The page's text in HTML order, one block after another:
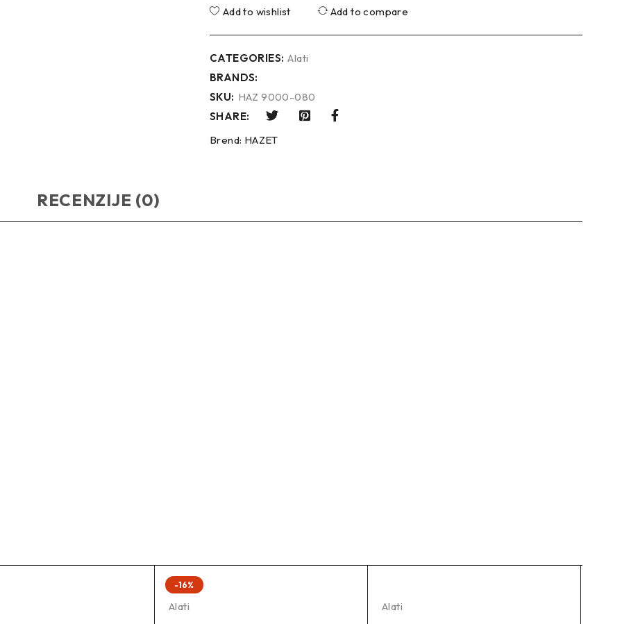
Add to wishlist Add to compare
CATEGORIES: Alati
BRANDS:
SKU: HAZ 9000-080
SHARE:
Brend: HAZET
RECENZIJE (0)
-16%
Alati Alati